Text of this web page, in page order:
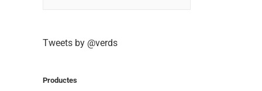
Tweets by @verds
Productes